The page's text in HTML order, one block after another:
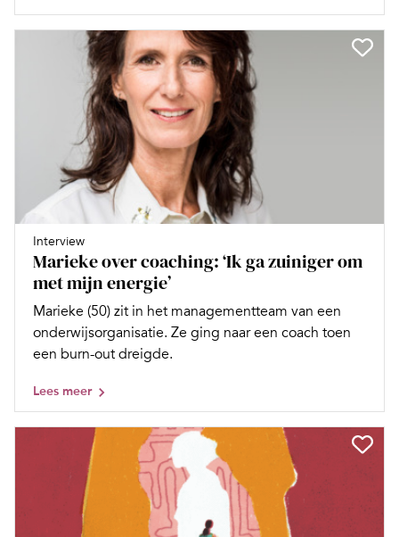
Interview
Marieke over coaching: ‘Ik ga zuiniger om
met mijn energie’
Marieke (50) zit in het managementteam van een
onderwijsorganisatie. Ze ging naar een coach toen
een burn-out dreigde.
Lees meer